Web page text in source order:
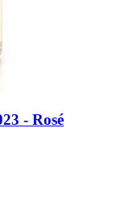
- Rosé